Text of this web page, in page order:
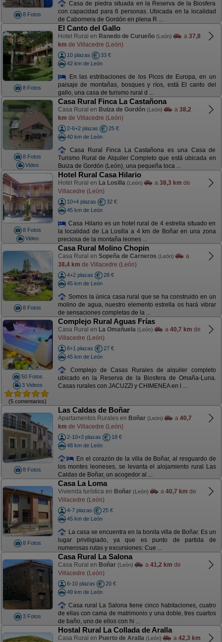
8 Fotos
Casa de piedra situada en la Reserva de la Biosfera
con capacidad para 6 personas. Ubicada en la localidad
de Cabornera de Gordón en plena R ...
8 Fotos
El Canto del Gallo
Hotel Rural en Ranedo de Curueño (León) a 37,8
km de Villacedre (León)
10 plazas
33 €
42 km de León
En las estribaciones de los Picos de Europa, en un
paisaje de montañas, bosques y ríos, está El canto del
gallo, una casa de turismo rural d ...
8 Fotos
Video
Casa Rural Finca La Castañona
Casa Rural en Buiza de Gordón (León) a 38,2
km de Villacedre (León)
2-6+2 plazas
25 €
40 km de León
Casa Rural Finca La Castañona es una Casa de
Turismo Rural de Alquiler Completo que está ubicada en
Buiza de Gordón (León), una pequeña loca ...
8 Fotos
Video
Hotel Rural Casa Hilario
Hotel Rural en La Losilla (León) a 38,3 km de
Villacedre (León)
10+4 plazas
32 €
45 km de León
Casa Hilario es un hotel rural de 4 estrella situado en
la localidad de La Losilla a 4 km de Boñar en una zona
preciosa de la montaña leones ...
8 Fotos
Casa Rural Molino Chopin
Casa Rural en Sopeña de Carneros (León)
a
38,4 km de Villacedre (León)
4+2 plazas
28 €
45 km de León
Somos la única casa rural que se ha construido en un
molino de agua, nuestro elemento estrella os hará vibrar
de sensaciones completas de la ...
50 Fotos
3 Videos
(5 comentarios)
Complejo Rural Aguas Frías
Casa Rural en La Omañuela (León) a 40,7 km de
Villacedre (León)
8+1 plazas
27 €
45 km de León
Complejo de Casas Rurales de alquiler completo
ubicado en la Reserva de la Biosfera de Omaña-Luna.
Casas rurales con JACUZZI y CHIMENEA en l ...
8 Fotos
Las Caldas de Boñar
Apartamentos Rurales en Boñar (León) a 40,7
km de Villacedre (León)
2-10+3 plazas
18 €
48 km de León
En el corazón de la villa de Boñar, al resguardo de
los montes leoneses, se levanta el alojamiento rural Las
Caldas de Boñar, un acogedor al ...
8 Fotos
Casa La Loma
Vivienda turística en Boñar (León) a 40,7 km de
Villacedre (León)
4-7 plazas
25 €
45 km de León
La casa se encuentra en la bonita villa de Boñar. Es un
lugar priviligiado, ya que es punto de partida de
numerosas rutas y excursiones: Cue ...
3 Fotos
Casa Rural La Salona
Casa Rural en Boñar (León) a 41,2 km de
Villacedre (León)
6-10 plazas
20 €
49 km de León
Casa rural La Salona tiene cinco habitaciones, cuatro
de ellas con cama de matrimonio y una doble, tres cuartos
de baño, uno de ellos con hi ...
Hostal Rural La Collada de Aralla
Casa Rural en Puerto de Aralla (León) a 42,3 km